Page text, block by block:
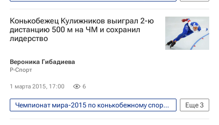
Конькобежный спорт
Чемпионат мира по конькобежному спорту в спринтерском многоборье
Бриттани Боу
Конькобежец Кулижников выиграл 2-ю
дистанцию 500 м на ЧМ и сохранил
лидерство
Вероника Гибадиева
Р-Спорт
1 марта 2015, 17:00 6
Еще3
Чемпионат мира-2015 по конькобежному спорту в спринтерском многоборье. Астана, 28 февраля - 1 марта
Конькобежный спорт